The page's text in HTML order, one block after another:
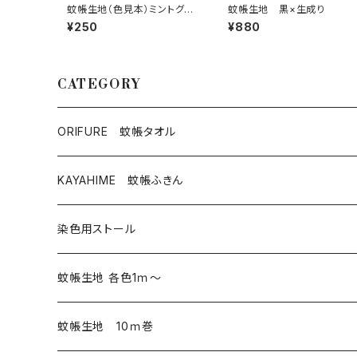
蚊帳生地（色見本）ミントグリ
ーン×生成り
¥250
蚊帳生地 黒×生成り
¥880
CATEGORY
ORIFURE 蚊帳タオル
KAYAHIME 蚊帳ふきん
染色用ストール
蚊帳生地 各色1ｍ～
蚊帳生地 10ｍ巻